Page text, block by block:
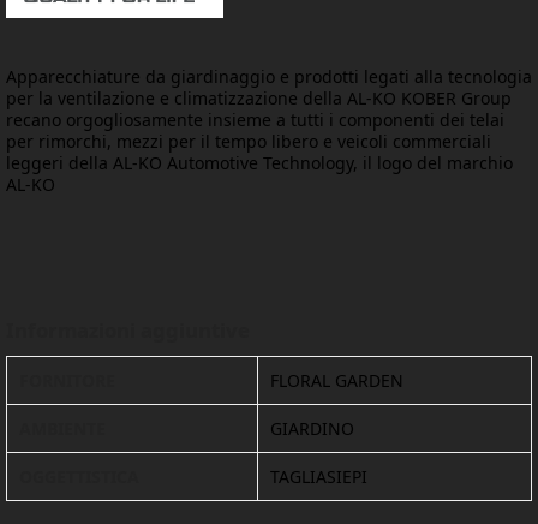
Apparecchiature da giardinaggio e prodotti legati alla tecnologia
per la ventilazione e climatizzazione della AL-KO KOBER Group
recano orgogliosamente insieme a tutti i componenti dei telai
per rimorchi, mezzi per il tempo libero e veicoli commerciali
leggeri della AL-KO Automotive Technology, il logo del marchio
AL-KO
FLORAL GARDEN
GIARDINO
TAGLIASIEPI